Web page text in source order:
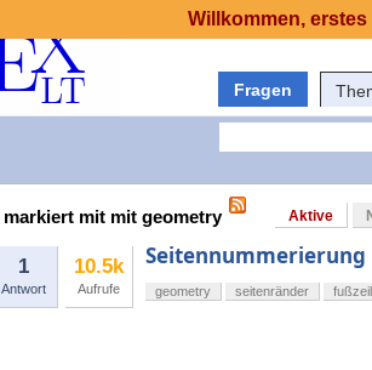
Fragen
markiert mit mit geometry Aktive
1
Antwort
10.5k
Aufrufe
Seitennummerierung
geometry seitenränder
Willkommen,